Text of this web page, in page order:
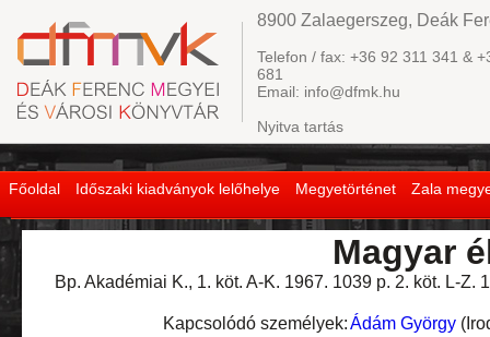
Főoldal Időszaki kiadványok lelőhelye Megyetörténet Zala
8900 Zalaegerszeg, Deák
Telefon / fax: +36 92 311 341 &
681
Email: info@dfmk.hu
Nyitva tartás
Magyar
Bp. Akadémiai K., 1. köt. A-K. 1967. 1039 p. 2. köt. L-
Kapcsolódó személyek:Ádám György